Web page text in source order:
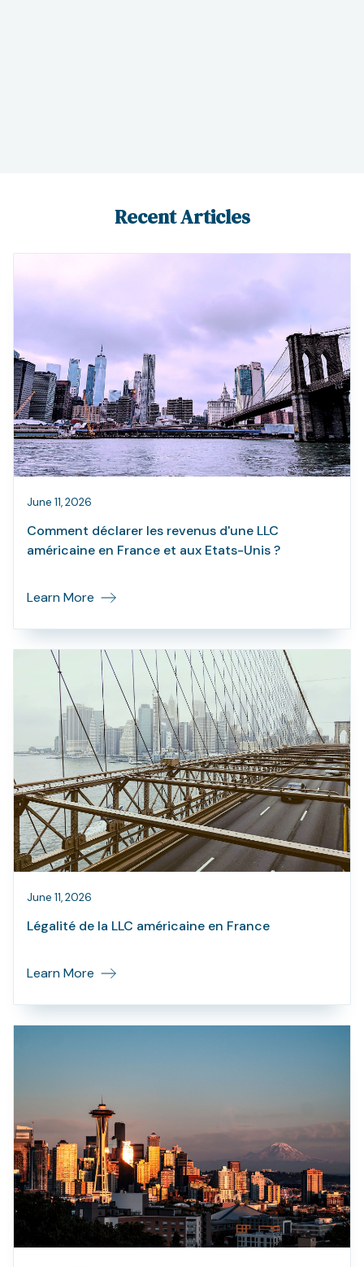
Recent Articles
June 11, 2026
Comment déclarer les revenus d'une LLC
américaine en France et aux Etats-Unis ?
Learn More
June 11, 2026
Légalité de la LLC américaine en France
Learn More